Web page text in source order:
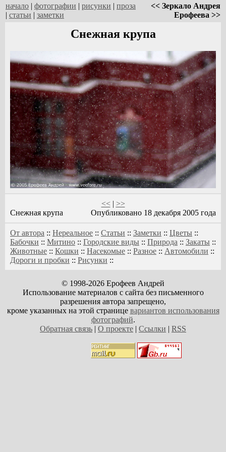
начало | фотографии | рисунки | проза
| статьи | заметки
<< Зеркало Андрея
Ерофеева >>
Снежная крупа
<<| >>
Снежная крупа
Опубликовано 18 декабря 2005 года
От автора :: Нереальное :: Статьи :: Заметки :: Цветы ::
Бабочки :: Митино :: Городские виды :: Природа :: Закаты ::
Животные :: Кошки :: Насекомые :: Разное :: Автомобили ::
Дороги и пробки :: Рисунки ::
© 1998-2026 Ерофеев Андрей
Использование материалов с сайта без письменного
разрешения автора запрещено,
кроме указанных на этой странице вариантов использования
фотографий.
Обратная связь | О проекте | Ссылки | RSS